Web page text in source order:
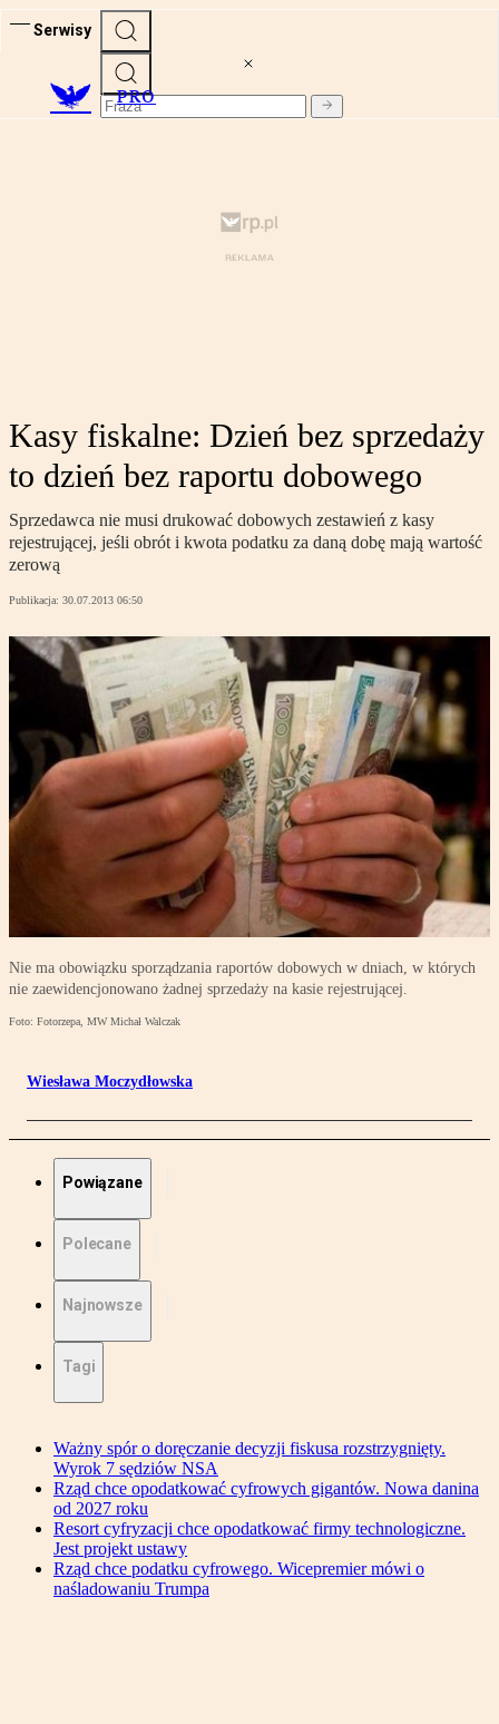
Serwisy
PRO
Kasy fiskalne: Dzień bez sprzedaży
to dzień bez raportu dobowego
Sprzedawca nie musi drukować dobowych zestawień z kasy
rejestrującej, jeśli obrót i kwota podatku za daną dobę mają wartość
zerową
Publikacja: 30.07.2013 06:50
Nie ma obowiązku sporządzania raportów dobowych w dniach, w których
nie zaewidencjonowano żadnej sprzedaży na kasie rejestrującej.
Foto: Fotorzepa, MW Michał Walczak
Wiesława Moczydłowska
Powiązane
Polecane
Najnowsze
Tagi
Ważny spór o doręczanie decyzji fiskusa rozstrzygnięty.
Wyrok 7 sędziów NSA
Rząd chce opodatkować cyfrowych gigantów. Nowa danina
od 2027 roku
Resort cyfryzacji chce opodatkować firmy technologiczne.
Jest projekt ustawy
Rząd chce podatku cyfrowego. Wicepremier mówi o
naśladowaniu Trumpa